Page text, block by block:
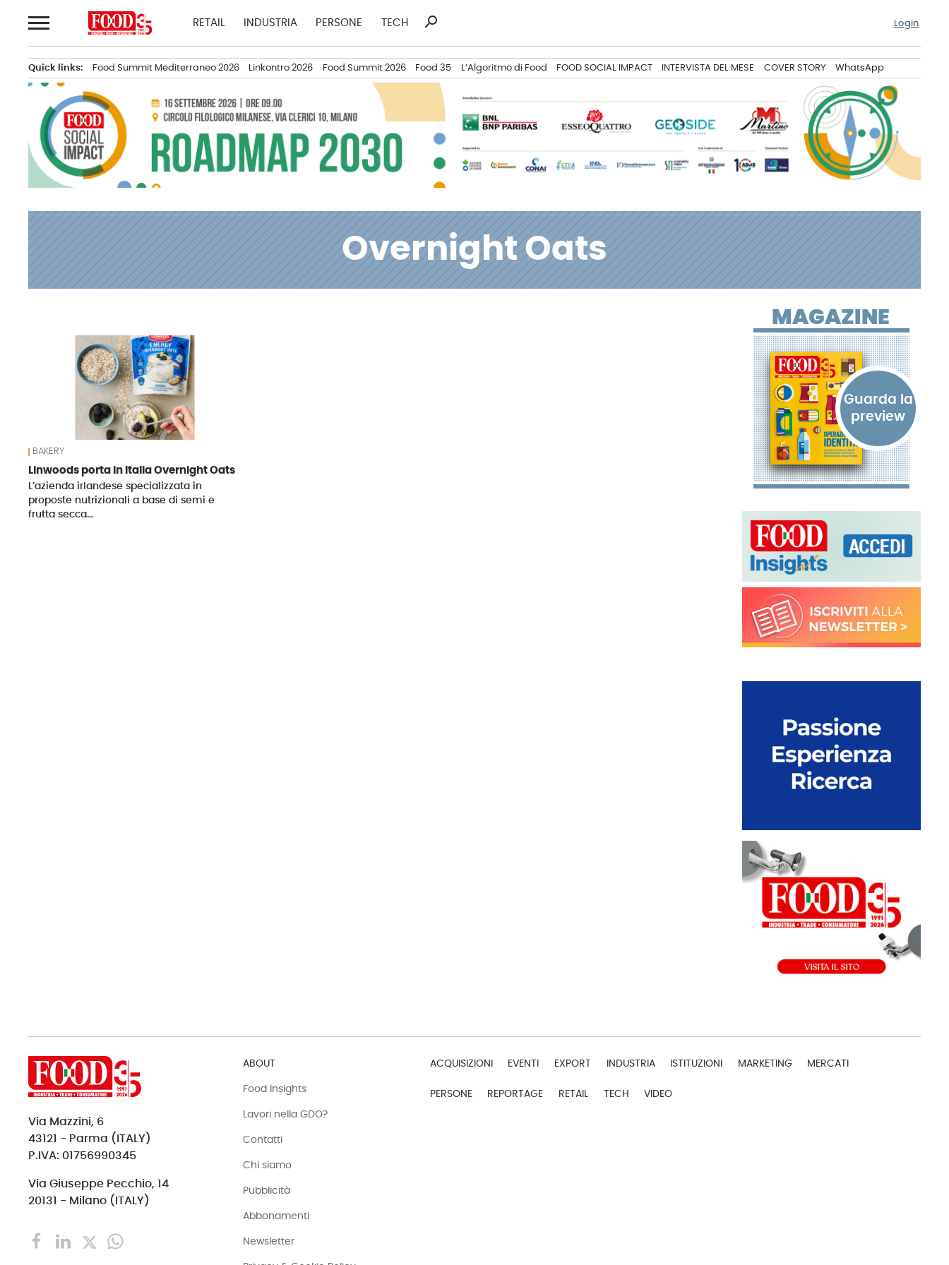
al
RETAIL INDUSTRIA PERSONE TECH
Ricerca
search Login
Quick links: Food Summit Mediterraneo 2026 Linkontro 2026 Food Summit 2026 Food 35 L’Algoritmo di Food FOOD SOCIAL IMPACT INTERVISTA DEL MESE COVER STORY WhatsApp
Overnight Oats
BAKERY
Linwoods porta in Italia Overnight Oats
L’azienda irlandese specializzata in
proposte nutrizionali a base di semi e
frutta secca…
MAGAZINE
Via Mazzini, 6
43121 - Parma (ITALY)
P.IVA: 01756990345
Via Giuseppe Pecchio, 14
20131 - Milano (ITALY)
ABOUT
Food Insights
Lavori nella GDO?
Contatti
Chi siamo
Pubblicità
Abbonamenti
Newsletter
ACQUISIZIONI EVENTI EXPORT INDUSTRIA ISTITUZIONI MARKETING MERCATI
PERSONE REPORTAGE RETAIL TECH VIDEO